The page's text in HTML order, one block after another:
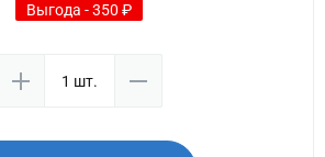
Выгода - 350 ₽